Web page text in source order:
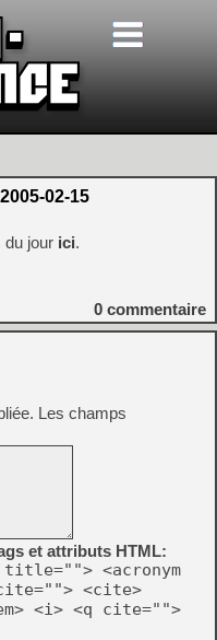
02-15
du jour ici.
0 commentaire
Les champs
et attributs HTML:
<acronym
<cite>
<i> <q cite="">